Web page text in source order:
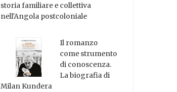
storia familiare e collettiva
nell'Angola postcoloniale
Il romanzo
come strumento
di conoscenza.
La biografia di
Milan Kundera